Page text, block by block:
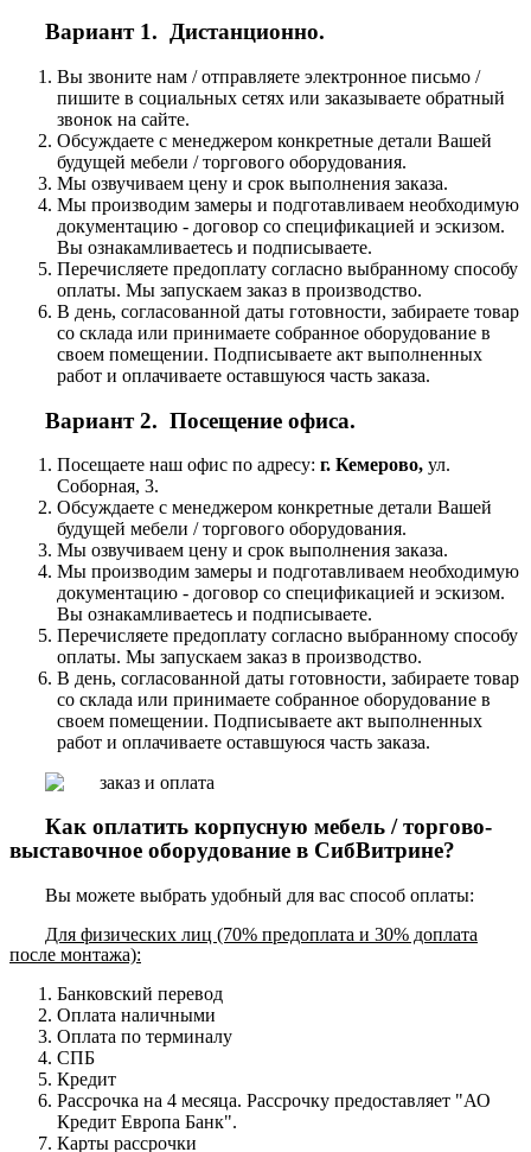
Вариант 1. Дистанционно.
Вы звоните нам / отправляете электронное письмо /
пишите в социальных сетях или заказываете обратный
звонок на сайте.
Обсуждаете с менеджером конкретные детали Вашей
будущей мебели / торгового оборудования.
Мы озвучиваем цену и срок выполнения заказа.
Мы производим замеры и подготавливаем необходимую
документацию - договор со спецификацией и эскизом.
Вы ознакамливаетесь и подписываете.
Перечисляете предоплату согласно выбранному способу
оплаты. Мы запускаем заказ в производство.
В день, согласованной даты готовности, забираете товар
со склада или принимаете собранное оборудование в
своем помещении. Подписываете акт выполненных
работ и оплачиваете оставшуюся часть заказа.
Вариант 2. Посещение офиса.
Посещаете наш офис по адресу: г. Кемерово, ул.
Соборная, 3.
Обсуждаете с менеджером конкретные детали Вашей
будущей мебели / торгового оборудования.
Мы озвучиваем цену и срок выполнения заказа.
Мы производим замеры и подготавливаем необходимую
документацию - договор со спецификацией и эскизом.
Вы ознакамливаетесь и подписываете.
Перечисляете предоплату согласно выбранному способу
оплаты. Мы запускаем заказ в производство.
В день, согласованной даты готовности, забираете товар
со склада или принимаете собранное оборудование в
своем помещении. Подписываете акт выполненных
работ и оплачиваете оставшуюся часть заказа.
Как оплатить корпусную мебель / торгово-
выставочное оборудование в СибВитрине?
Вы можете выбрать удобный для вас способ оплаты:
Для физических лиц (70% предоплата и 30% доплата
после монтажа):
Банковский перевод
Оплата наличными
Оплата по терминалу
СПБ
Кредит
Рассрочка на 4 месяца. Рассрочку предоставляет "АО
Кредит Европа Банк".
Карты рассрочки